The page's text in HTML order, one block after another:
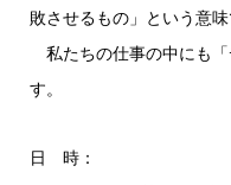
敗させるもの」という意味
私たちの仕事の中にも「
す。
日 時：